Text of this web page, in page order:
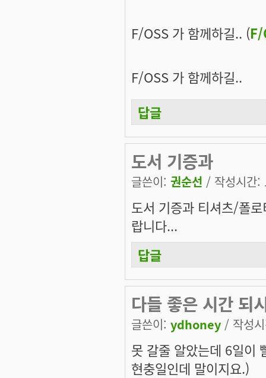
F/OSS 가 함께하길.. (F/
F/OSS 가 함께하길..
답글
도서 기증과
글쓴이: 권순선 / 작성시간
도서 기증과 티셔츠/폴
랍니다...
답글
다들 좋은 시간 되
글쓴이: ydhoney / 작성
못 갈줄 알았는데 6일이
현충일인데 말이지요.)